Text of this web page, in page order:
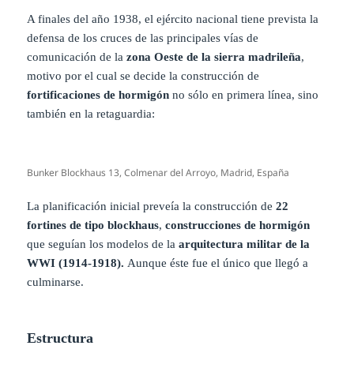
A finales del año 1938, el ejército nacional tiene prevista la
defensa de los cruces de las principales vías de
comunicación de lazona Oeste de la sierra madrileña,
motivo por el cual se decide la construcción de
fortificaciones de hormigón no sólo en primera línea, sino
también en la retaguardia:
Bunker Blockhaus 13, Colmenar del Arroyo, Madrid, España
La planificación inicial preveía la construcción de22
fortines de tipo blockhaus,construcciones de hormigón
que seguían los modelos de la arquitectura militar de la
WWI (1914-1918). Aunque éste fue el único que llegó a
culminarse.
Estructura